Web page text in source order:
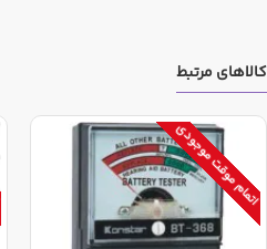
کالاهای مرتبط
اتمام موقت موجودی